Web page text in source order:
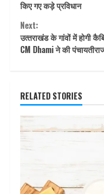
किए गए कड़े प्रविधान
Next:
उत्‍तराखंड के गांवों में होगी
CM Dhami ने की
RELATED STORIES